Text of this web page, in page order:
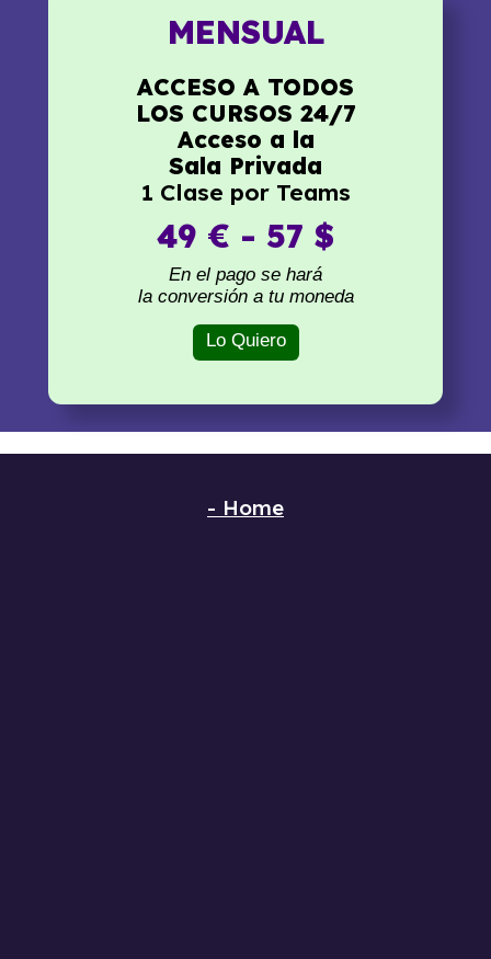
MENSUAL
ACCESO A TODOS
LOS CURSOS 24/7
Acceso a la
Sala Privada
1 Clase por Teams
49 € - 57 $
En el pago se hará
la conversión a tu moneda
Lo Quiero
- Home